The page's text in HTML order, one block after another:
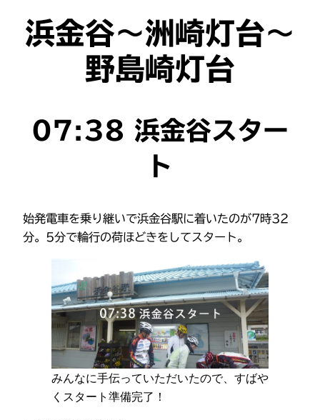
浜金谷～洲崎灯台～
野島崎灯台
07:38 浜金谷スター
ト
始発電車を乗り継いで浜金谷駅に着いたのが7時32
分。5分で輪行の荷ほどきをしてスタート。
みんなに手伝っていただいたので、すばや
くスタート準備完了！